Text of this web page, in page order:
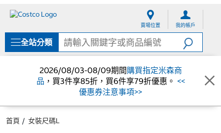
單
賣場位置 我的帳戶
全站分類
2026/08/03-08/09期間購買指定米森商
品 ，買3件享85折，買6件享79折優惠。 <<
優惠券注意事項>>
首頁 女裝尺碼L